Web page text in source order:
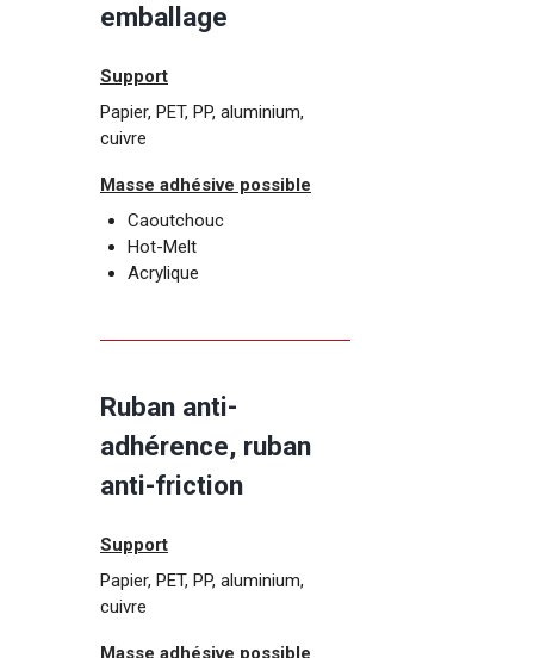
emballage
Support
Papier, PET, PP, aluminium,
cuivre
Masse adhésive possible
Caoutchouc
Hot-Melt
Acrylique
Ruban anti-
adhérence, ruban
anti-friction
Support
Papier, PET, PP, aluminium,
cuivre
Masse adhésive possible